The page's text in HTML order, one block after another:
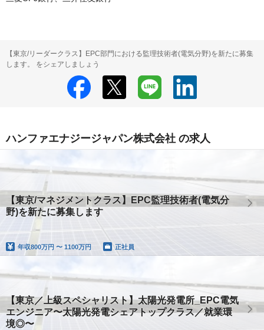
【東京/リーダークラス】EPC部門における監理技術者(電気分野)を新たに募集
します。 をシェアしましょう
ハンファエナジージャパン株式会社 の求人
【東京/マネジメントクラス】EPC監理技術者(電気分
野)を新たに募集します
年収800万円 〜 1100万円 正社員
【東京／上級スペシャリスト】太陽光発電所_EPC電気
エンジニア〜太陽光発電シェアトップクラス／就業環
境◎〜